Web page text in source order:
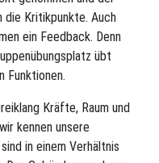
die Kritikpunkte. Auch
ein Feedback. Denn
übt
Funktionen.
Kräfte, Raum und
kennen unsere
in einem Verhältnis